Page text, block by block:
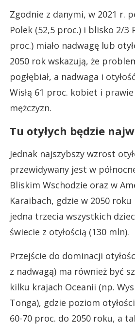
Zgodnie z danymi, w 2021 r.
Polek (52,5 proc.) i blisko 2/3
proc.) miało nadwagę lub
2050 rok wskazują, że
pogłębiał, a nadwaga i
Wisłą 61 proc. kobiet i
mężczyzn.
Tu otyłych będzie
Jednak najszybszy wzrost
przewidywany jest w
Bliskim Wschodzie oraz w
Karaibach, gdzie w 2050 roku
jedna trzecia wszystkich
świecie z otyłością (130 mln).
Przejście do dominacji
z nadwagą) ma również być
kilku krajach Oceanii (np.
Tonga), gdzie poziom
60-70 proc. do 2050 roku, a